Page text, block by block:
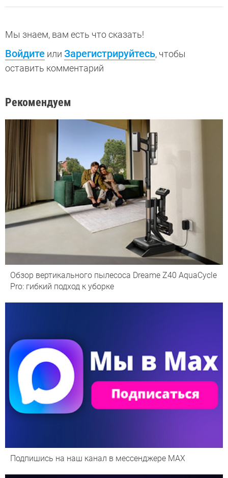
Мы знаем, вам есть что сказать!
Войдите или Зарегистрируйтесь, чтобы
оставить комментарий
Рекомендуем
Обзор вертикального пылесоса Dreame Z40 AquaCycle
Pro: гибкий подход к уборке
Подпишись на наш канал в мессенджере МАХ